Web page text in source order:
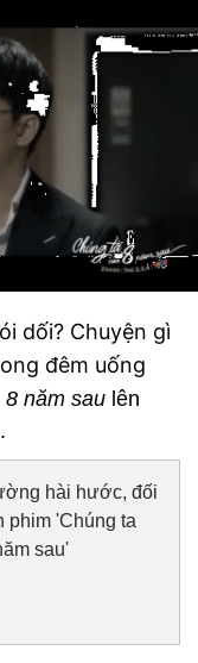
dối? Chuyện gì
đêm uống
8 năm sau lên
hài hước, đối
phim 'Chúng ta
sau'